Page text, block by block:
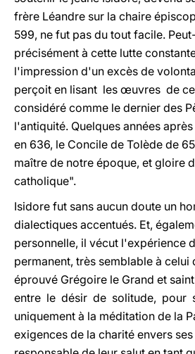
frère Léandre sur la chaire
599, ne fut pas du tout facile.
précisément à cette lutte
l'impression d'un excès de
perçoit en lisant les œuvres de ce
considéré comme le dernier des
l'antiquité. Quelques années
en 636, le Concile de Tolède de
maître de notre époque, et gloire
catholique".
Isidore fut sans aucun doute un
dialectiques accentués. Et,
personnelle, il vécut l'expérience
permanent, très semblable à celui
éprouvé Grégoire le Grand et
entre le désir de solitude, pour
uniquement à la méditation de la
exigences de la charité envers